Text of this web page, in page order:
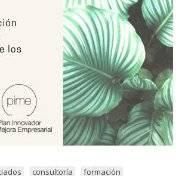
consultoría formación